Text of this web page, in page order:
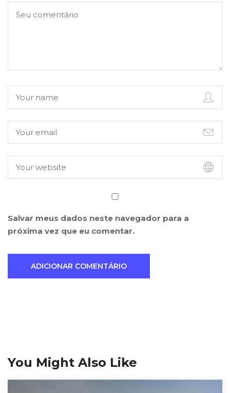
Salvar meus dados neste navegador para a
próxima vez que eu comentar.
You Might Also Like